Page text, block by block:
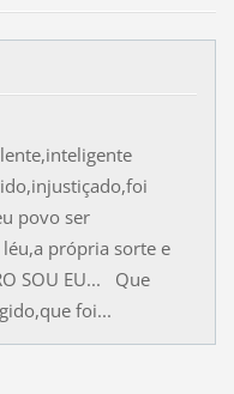
povo ser
própria sorte e
SOU EU... Que
foi...